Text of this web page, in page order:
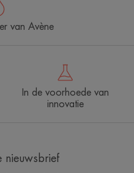
van Avène
In de voorhoede van
innovatie
nieuwsbrief